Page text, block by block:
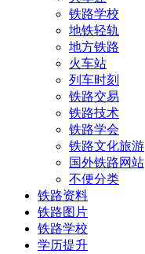
铁路学校
地铁轻轨
地方铁路
火车站
列车时刻
铁路交易
铁路技术
铁路学会
铁路文化旅游
国外铁路网站
不便分类
铁路资料
铁路图片
铁路学校
学历提升